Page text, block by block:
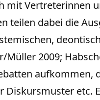
Vertreterinnen
teilen dabei die
Müller 2009;
etc.